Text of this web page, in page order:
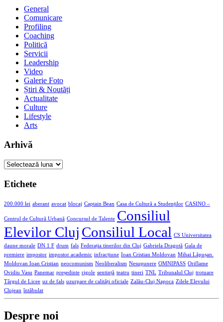
General
Comunicare
Profiling
Coaching
Politică
Servicii
Leadership
Video
Galerie Foto
Știri & Noutăți
Actualitate
Culture
Lifestyle
Arts
Arhivă
Arhivă
Etichete
200.000 lei aberant avocat blocaj Captain Bean Casa de Cultură a Studenților CASINO –
Centrul de Cultură Urbană Concursul de Talente Consiliul
Elevilor Cluj Consiliul Local CS Universitatea
daune morale DN 1 F drum fals Federația tinerilor din Cluj Gabriela Dragotă Gala de
premiere impostor impostor academic infracțiune Ioan Cristian Moldovan Mihai Lăpușan.
Moldovan Ioan Cristian neocomunism Neoliberalism Nesupunere OMNIPASS Oriflame
Ovidiu Vasu Panemar președinte rigole sentință teatru tineri TNL Tribunalul Cluj trotuare
Târgul de Licee uz de fals uzurpare de calități oficiale Zalău-Cluj Napoca Zilele Elevului
Clujean întăbulat
Despre noi